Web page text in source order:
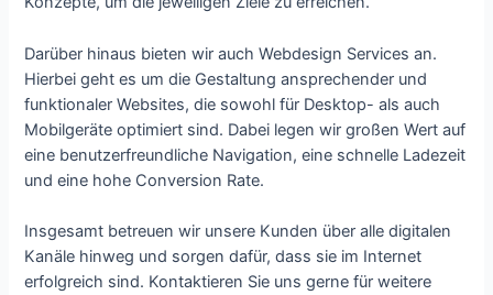
Darüber hinaus bieten wir auch Webdesign Services an.
Hierbei geht es um die Gestaltung ansprechender und
funktionaler Websites, die sowohl für Desktop- als auch
Mobilgeräte optimiert sind. Dabei legen wir großen Wert auf
eine benutzerfreundliche Navigation, eine schnelle Ladezeit
und eine hohe Conversion Rate.
Insgesamt betreuen wir unsere Kunden über alle digitalen
Kanäle hinweg und sorgen dafür, dass sie im Internet
erfolgreich sind. Kontaktieren Sie uns gerne für weitere